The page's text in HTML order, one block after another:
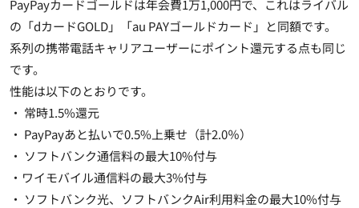
PayPayカードゴールドは年会費1万1,000円で、これはライバル
の「dカードGOLD」「au PAYゴールドカード」と同額です。
系列の携帯電話キャリアユーザーにポイント還元する点も同じ
です。
性能は以下のとおりです。
・ 常時1.5%還元
・ PayPayあと払いで0.5%上乗せ（計2.0％）
・ ソフトバンク通信料の最大10%付与
・ワイモバイル通信料の最大3%付与
・ ソフトバンク光、ソフトバンクAir利用料金の最大10%付与